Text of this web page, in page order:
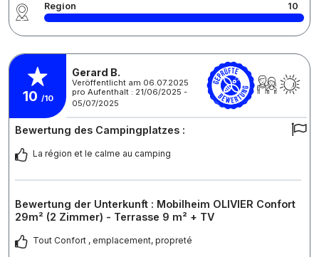
Region 10
10 /10
Gerard B.
Veröffentlicht am 06.07.2025
pro Aufenthalt : 21/06/2025 -
05/07/2025
Bewertung des Campingplatzes :
La région et le calme au camping
Bewertung der Unterkunft : Mobilheim OLIVIER Confort
29m² (2 Zimmer) - Terrasse 9 m² + TV
Tout Confort , emplacement, propreté